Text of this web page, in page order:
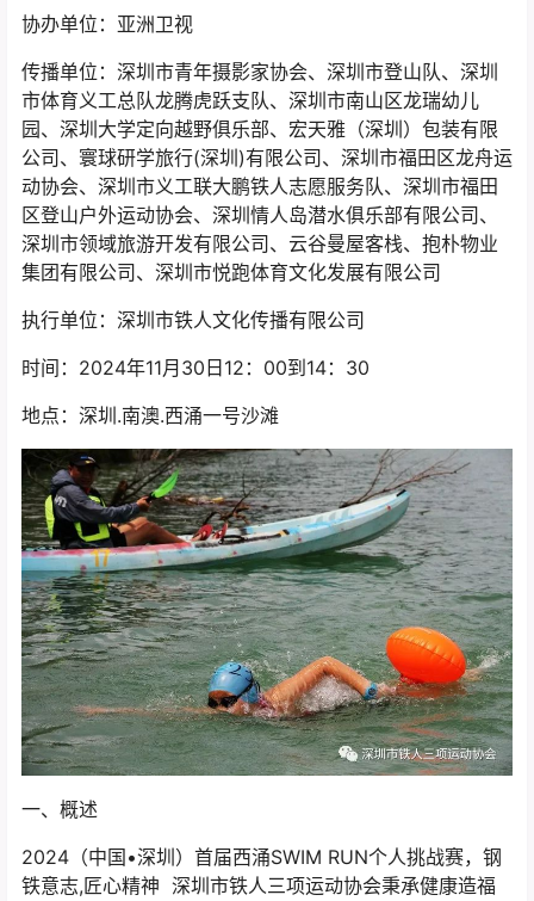
协办单位：亚洲卫视
传播单位：深圳市青年摄影家协会、深圳市登山队、深圳
市体育义工总队龙腾虎跃支队、深圳市南山区龙瑞幼儿
园、深圳大学定向越野俱乐部、宏天雅（深圳）包装有限
公司、寰球研学旅行(深圳)有限公司、深圳市福田区龙舟运
动协会、深圳市义工联大鹏铁人志愿服务队、深圳市福田
区登山户外运动协会、深圳情人岛潜水俱乐部有限公司、
深圳市领域旅游开发有限公司、云谷曼屋客栈、抱朴物业
集团有限公司、深圳市悦跑体育文化发展有限公司
执行单位：深圳市铁人文化传播有限公司
时间：2024年11月30日12：00到14：30
地点：深圳.南澳.西涌一号沙滩
一、概述
2024（中国•深圳）首届西涌SWIM RUN个人挑战赛，钢
铁意志,匠心精神 深圳市铁人三项运动协会秉承健康造福